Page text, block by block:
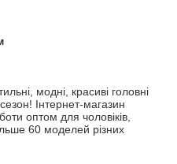
модні, красиві головні
Інтернет-магазин
оптом для чоловіків,
60 моделей різних